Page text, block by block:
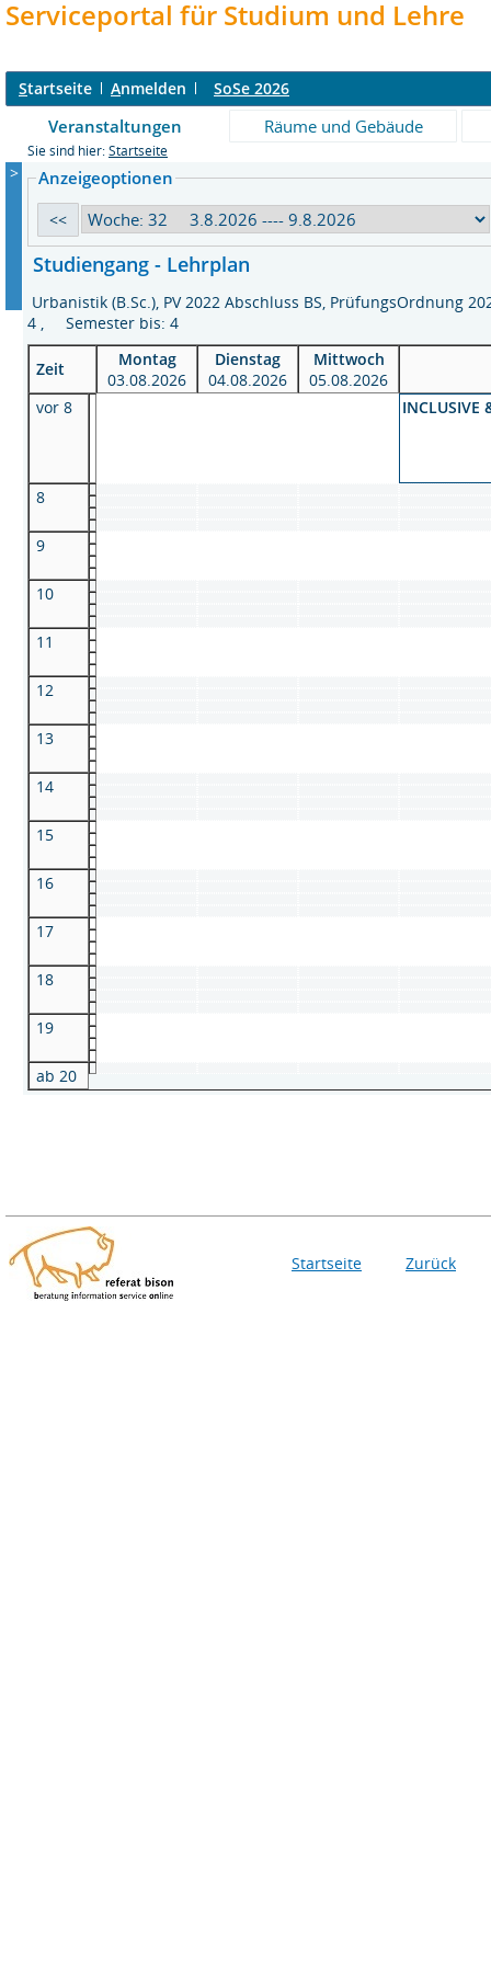
Serviceportal für Studium und Lehre
Startseite Anmelden SoSe 2026
Veranstaltungen Räume und Gebäude
Sie sind hier: Startseite
> Anzeigeoptionen
Studiengang - Lehrplan
Urbanistik (B.Sc.), PV 2022 Abschluss BS, PrüfungsOrdnung
4 , Semester bis: 4
Zeit
Montag
03.08.2026
Dienstag
04.08.2026
Mittwoch
05.08.2026
vor 8
INCLUSIVE
8
9
10
11
12
13
14
15
16
17
18
19
ab 20
Startseite Zurück